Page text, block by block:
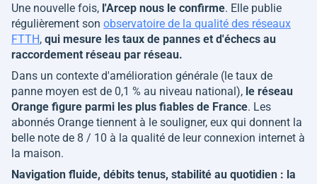
Une nouvelle fois, l'Arcep nous le confirme. Elle publie
régulièrement son observatoire de la qualité des réseaux
FTTH, qui mesure les taux de pannes et d'échecs au
raccordement réseau par réseau.
Dans un contexte d'amélioration générale (le taux de
panne moyen est de 0,1 % au niveau national), le réseau
Orange figure parmi les plus fiables de France. Les
abonnés Orange tiennent à le souligner, eux qui donnent la
belle note de 8 / 10 à la qualité de leur connexion internet à
la maison.
Navigation fluide, débits tenus, stabilité au quotidien : la